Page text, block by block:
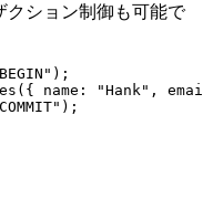
クション制御も可能で
BEGIN " );
({ name: "Hank " ,
COMMIT" );